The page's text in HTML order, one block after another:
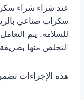
عند شراء شراء
سكراب صناعي
للسلامة. يتم
التخلص منها بطريقة
هذه الإجراءات